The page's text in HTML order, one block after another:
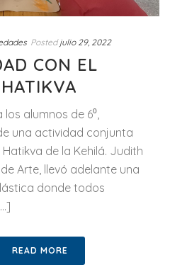
Posted julio 29, 2022
CON EL
alumnos de 6⁰,
una actividad conjunta
de la Kehilá. Judith
Arte, llevó adelante una
donde todos
READ MORE